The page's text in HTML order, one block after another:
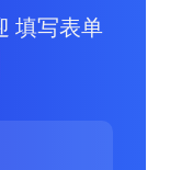
填写表单